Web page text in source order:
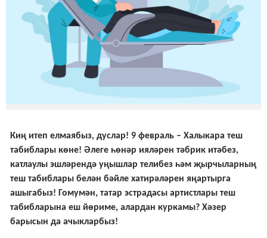
Киң итеп елмаябыз, дуслар! 9 февраль – Халыкара теш
табиблары көне! Әлеге һөнәр ияләрен тәбрик итәбез,
катлаулы эшләрендә уңышлар телибез һәм җырчыларның
теш табиблары белән бәйле хатирәләрен яңартырга
ашыгабыз! Гомумән, татар эстрадасы артистлары теш
табибларына еш йөриме, алардан куркамы? Хәзер
барысын да ачыкларбыз!